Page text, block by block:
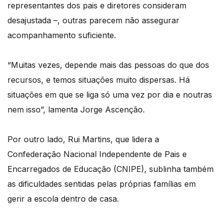
representantes dos pais e diretores consideram
desajustada –, outras parecem não assegurar
acompanhamento suficiente.
“Muitas vezes, depende mais das pessoas do que dos
recursos, e temos situações muito dispersas. Há
situações em que se liga só uma vez por dia e noutras
nem isso”, lamenta Jorge Ascenção.
Por outro lado, Rui Martins, que lidera a
Confederação Nacional Independente de Pais e
Encarregados de Educação (CNIPE), sublinha também
as dificuldades sentidas pelas próprias famílias em
gerir a escola dentro de casa.